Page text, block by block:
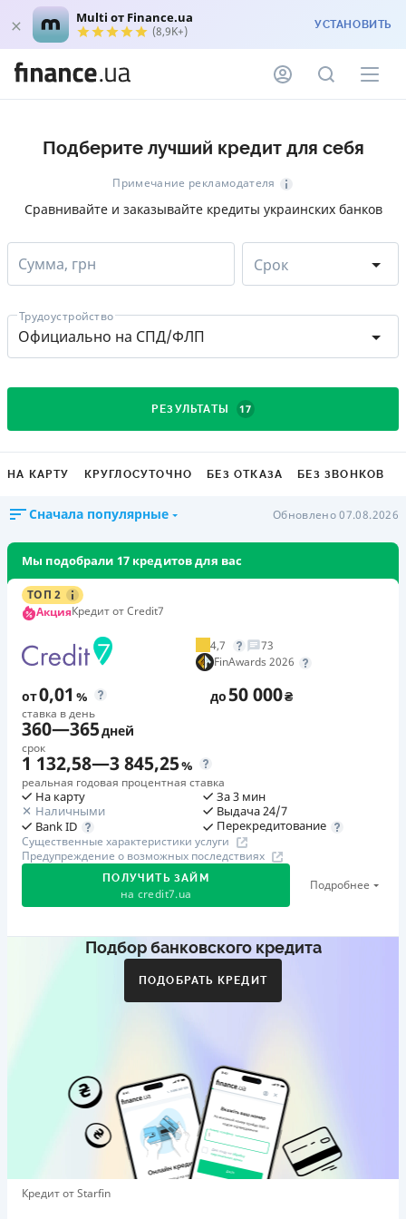
Multi от Finance.ua
(8,9K+) УСТАНОВИТЬ
Подберите лучший кредит для себя
Примечание рекламодателя
Сравнивайте и заказывайте кредиты украинских банков
Сумма, грн Срок
Официально на СПД/ФЛП
Трудоустройство
РЕЗУЛЬТАТЫ 17
НА КАРТУ КРУГЛОСУТОЧНО БЕЗ ОТКАЗА БЕЗ ЗВОНКОВ
Сначала популярные Обновлено 07.08.2026
Мы подобрали 17 кредитов для вас
ТОП 2
АкцияКредит от Credit7
4,7
73
FinAwards 2026
от0,01 %
ставка в день
до50 000₴
360—365дней
срок
1 132,58—3 845,25%
реальная годовая процентная ставка
На карту
Наличными
Bank ID
За 3 мин
Выдача 24/7
Перекредитование
Существенные характеристики услуги
Предупреждение о возможных последствиях
ПОЛУЧИТЬ ЗАЙМ
на credit7.ua
Подробнее
Акция: «Кешбэк за друга»
друг регистрируется и получает первый кредит (от
Бронзовый призер FinAwards 2026 «Лучшая программа
лояльности»
Первый займ
от 0,01%/день до 30 000 ₴
Повторный займ
Подбор банковского кредита
ПОДОБРАТЬ КРЕДИТ
Кредит от Starfin